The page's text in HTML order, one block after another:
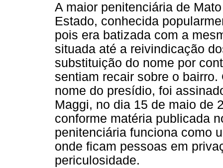
A maior penitenciária de
Estado, conhecida
pois era batizada com a
situada até a reivindicação
substituição do nome por
sentiam recair sobre o
nome do presídio, foi
Maggi, no dia 15 de maio de
conforme matéria publicada
penitenciária funciona como
onde ficam pessoas em
periculosidade.